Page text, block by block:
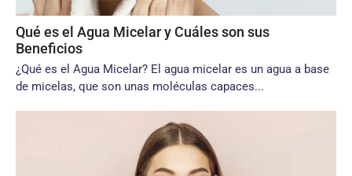
Qué es el Agua Micelar y Cuáles son sus
Beneficios
¿Qué es el Agua Micelar? El agua micelar es un agua a base
de micelas, que son unas moléculas capaces...